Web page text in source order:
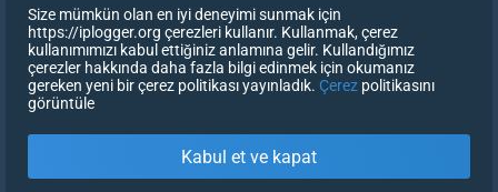
Verilerimi sil
Onayınızı geri çekin
OTURUM AÇ
Size mümkün olan en iyi deneyimi sunmak için
https://iplogger.org çerezleri kullanır. Kullanmak, çerez
kullanımımızı kabul ettiğiniz anlamına gelir. Kullandığımız
çerezler hakkında daha fazla bilgi edinmek için okumanız
gereken yeni bir çerez politikası yayınladık. Çerez politikasını
görüntüle
Kabul et ve kapat